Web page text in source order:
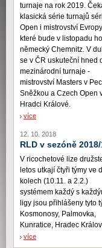
turnaje na rok 2019.
klasická série turnajů
Open i mistrovství
které bude v listopadu
německý Chemnitz. V
se v ČR uskuteční hned
mezinárodní turnaje -
mistrovství Masters v
Sněžkou a Czech Open
Hradci Králové.
více
12. 10. 2018
RLD v sezóně
V ricochetové lize
letos utkají čtyři týmy ve
kolech (10.11. a 2.2.)
systémem každý s
ligy jsou přihlášeny tyto
Kosmonosy, Palmovka,
Kunratice, Hradec
více